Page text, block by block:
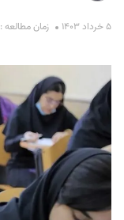
۵ خرداد ۱۴۰۳ زمان مطالعه : ۲ دقیقه